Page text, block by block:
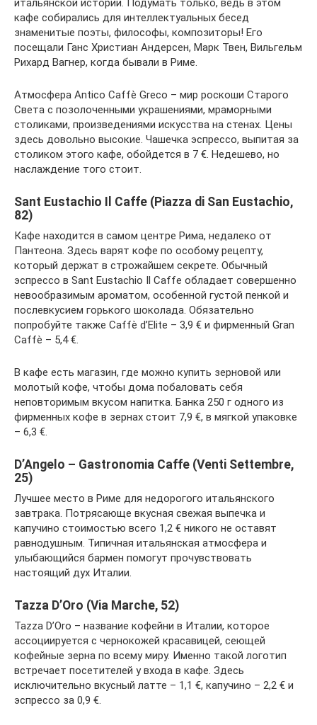
итальянской истории. Подумать только, ведь в этом
кафе собирались для интеллектуальных бесед
знаменитые поэты, философы, композиторы! Его
посещали Ганс Христиан Андерсен, Марк Твен, Вильгельм
Рихард Вагнер, когда бывали в Риме.
Атмосфера Antico Caffè Greco – мир роскоши Старого
Света с позолоченными украшениями, мраморными
столиками, произведениями искусства на стенах. Цены
здесь довольно высокие. Чашечка эспрессо, выпитая за
столиком этого кафе, обойдется в 7 €. Недешево, но
наслаждение того стоит.
Sant Eustachio Il Caffe (Piazza di San Eustachio,
82)
Кафе находится в самом центре Рима, недалеко от
Пантеона. Здесь варят кофе по особому рецепту,
который держат в строжайшем секрете. Обычный
эспрессо в Sant Eustachio Il Caffe обладает совершенно
невообразимым ароматом, особенной густой пенкой и
послевкусием горького шоколада. Обязательно
попробуйте также Caffè d’Elite – 3,9 € и фирменный Gran
Caffè – 5,4 €.
В кафе есть магазин, где можно купить зерновой или
молотый кофе, чтобы дома побаловать себя
неповторимым вкусом напитка. Банка 250 г одного из
фирменных кофе в зернах стоит 7,9 €, в мягкой упаковке
– 6,3 €.
D’Angelo – Gastronomia Caffe (Venti Settembre,
25)
Лучшее место в Риме для недорогого итальянского
завтрака. Потрясающе вкусная свежая выпечка и
капучино стоимостью всего 1,2 € никого не оставят
равнодушным. Типичная итальянская атмосфера и
улыбающийся бармен помогут прочувствовать
настоящий дух Италии.
Tazza D’Oro (Via Marche, 52)
Tazza D’Oro – название кофейни в Италии, которое
ассоциируется с чернокожей красавицей, сеющей
кофейные зерна по всему миру. Именно такой логотип
встречает посетителей у входа в кафе. Здесь
исключительно вкусный латте – 1,1 €, капучино – 2,2 € и
эспрессо за 0,9 €.